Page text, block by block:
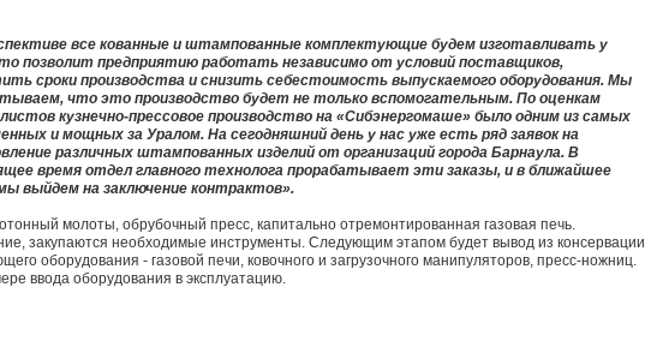
все кованные и штампованные комплектующие будем изготавливать у
позволит предприятию работать независимо от условий поставщиков,
сроки производства и снизить себестоимость выпускаемого оборудования. Мы
что это производство будет не только вспомогательным. По оценкам
кузнечно-прессовое производство на «Сибэнергомаше» было одним из самых
и мощных за Уралом. На сегодняшний день у нас уже есть ряд заявок на
различных штампованных изделий от организаций города Барнаула. В
время отдел главного технолога прорабатывает эти заказы, и в ближайшее
выйдем на заключение контрактов».
молоты, обрубочный пресс, капитально отремонтированная газовая печь.
закупаются необходимые инструменты. Следующим этапом будет вывод из консервации
оборудования - газовой печи, ковочного и загрузочного манипуляторов, пресс-ножниц.
ввода оборудования в эксплуатацию.